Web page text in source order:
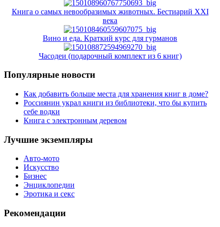
Книга о самых невообразимых животных. Бестиарий XXI
века
Вино и еда. Краткий курс для гурманов
Часодеи (подарочный комплект из 6 книг)
Популярные новости
Как добавить больше места для хранения книг в доме?
Россиянин украл книги из библиотеки, что бы купить
себе водки
Книга с электронным деревом
Лучшие экземпляры
Авто-мото
Искусство
Бизнес
Энциклопедии
Эротика и секс
Рекомендации